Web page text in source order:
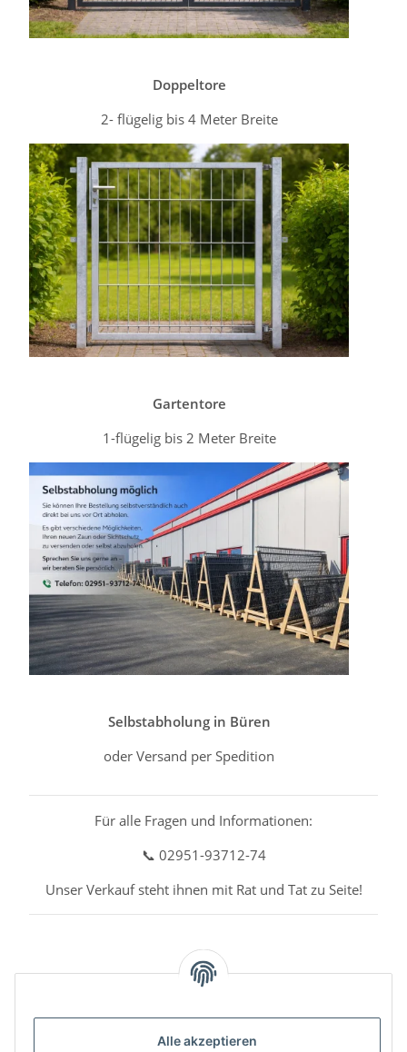
Alle akzeptieren
Doppeltore
2- flügelig bis 4 Meter Breite
Gartentore
1-flügelig bis 2 Meter Breite
Selbstabholung in Büren
oder Versand per Spedition
Für alle Fragen und Informationen:
📞 02951-93712-74
Unser Verkauf steht ihnen mit Rat und Tat zu Seite!